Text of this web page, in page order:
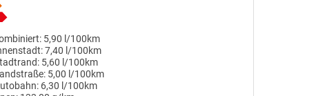
5,90 l/100km
7,40 l/100km
5,60 l/100km
5,00 l/100km
6,30 l/100km